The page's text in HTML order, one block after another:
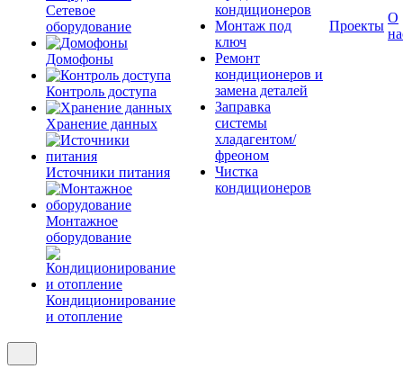
Сетевое
оборудование
Домофоны
Контроль доступа
Хранение данных
Источники питания
Монтажное
оборудование
Кондиционирование
и отопление
кондиционеров
Монтаж под
ключ
Ремонт
кондиционеров и
замена деталей
Заправка
системы
хладагентом/
фреоном
Чистка
кондиционеров
Проекты
О